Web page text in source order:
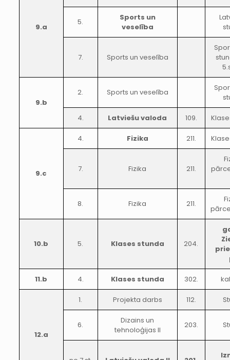
9.a
5.
Sports un
veselība
7. Sports un veselība
9.b
2. Sports un veselība
4. Latviešu valoda 109.
9.c
4. Fizika 211.
7. Fizika 211.
8. Fizika 211.
10.b 5. Klases stunda 204.
11.b 4. Klases stunda 302.
12.a
1. Projekta darbs 112.
6.
Dizains un
tehnoloģijas II
203.